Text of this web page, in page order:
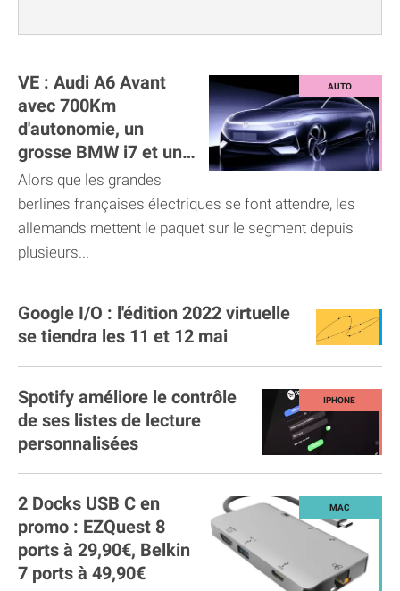
VE : Audi A6 Avant
avec 700Km
d'autonomie, un
grosse BMW i7 et une
ID.Aero chez VW
Alors que les grandes
berlines françaises électriques se font attendre, les
allemands mettent le paquet sur le segment depuis
plusieurs...
Google I/O : l'édition 2022 virtuelle
se tiendra les 11 et 12 mai
Spotify améliore le contrôle
de ses listes de lecture
personnalisées
2 Docks USB C en
promo : EZQuest 8
ports à 29,90€, Belkin
7 ports à 49,90€